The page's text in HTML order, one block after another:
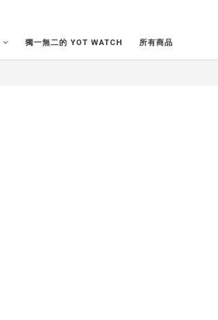
獨一無二的 YOT WATCH 所有商品